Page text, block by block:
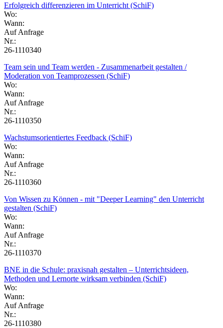
Erfolgreich differenzieren im Unterricht (SchiF)
Wo:
Wann:
Auf Anfrage
Nr.:
26-1110340
Team sein und Team werden - Zusammenarbeit gestalten /
Moderation von Teamprozessen (SchiF)
Wo:
Wann:
Auf Anfrage
Nr.:
26-1110350
Wachstumsorientiertes Feedback (SchiF)
Wo:
Wann:
Auf Anfrage
Nr.:
26-1110360
Von Wissen zu Können - mit "Deeper Learning" den Unterricht
gestalten (SchiF)
Wo:
Wann:
Auf Anfrage
Nr.:
26-1110370
BNE in die Schule: praxisnah gestalten – Unterrichtsideen,
Methoden und Lernorte wirksam verbinden (SchiF)
Wo:
Wann:
Auf Anfrage
Nr.:
26-1110380